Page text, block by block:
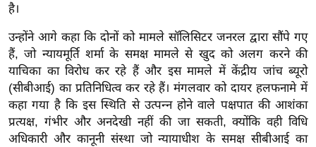
त
यं
इं
डि
या
सा
है।
उन्होंने आगे कहा कि दोनों को मामले सॉलिसिटर जनरल द्वारा सौंपे गए
हैं, जो न्यायमूर्ति शर्मा के समक्ष मामले से खुद को अलग करने की
याचिका का विरोध कर रहे हैं और इस मामले में केंद्रीय जांच ब्यूरो
(सीबीआई) का प्रतिनिधित्व कर रहे हैं। मंगलवार को दायर हलफनामे में
कहा गया है कि इस स्थिति से उत्पन्न होने वाले पक्षपात की आशंका
प्रत्यक्ष, गंभीर और अनदेखी नहीं की जा सकती, क्योंकि वही विधि
अधिकारी और कानूनी संस्था जो न्यायाधीश के समक्ष सीबीआई का